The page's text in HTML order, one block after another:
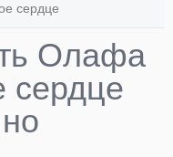
сердце
Олафа
сердце